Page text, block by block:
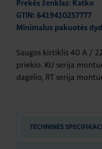
Prekės ženklas: Katko
GTIN: 6419410257777
Minimalus pakuotės
Saugos kirtiklis 40 A /
priekio. KU serija
dagelio, RT serija
TECHNINĖS